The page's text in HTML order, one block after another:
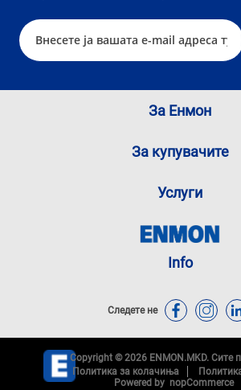
За Енмон
За купувачите
Услуги
Info
Следете не
Copyright © 2026 ENMON.MKD. Сите
Политика за колачиња
Powered by nopCommerce